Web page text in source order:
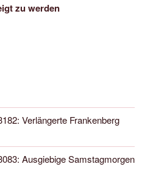
zu werden
Verlängerte Frankenberg
Ausgiebige Samstagmorgen